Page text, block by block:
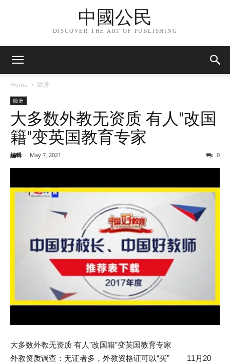
中國公民
DISCOVER THE ART OF PUBLISHING
Home 歐洲
歐洲
大多数外教无资质 有人"改国
籍"变英国教育专家
編輯 - May 7, 2021 0
大多数外教无资质 有人”改国籍”变英国教育专家
外教资质调查：无证者多，外教资格证可以“买” 11月20